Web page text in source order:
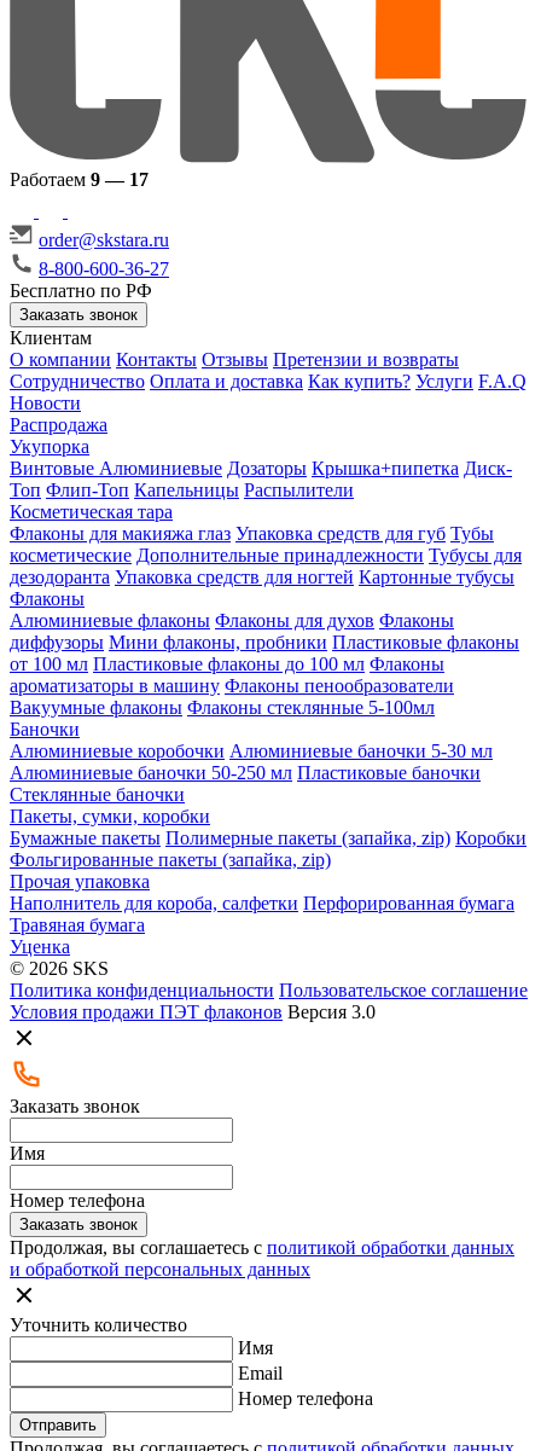
Работаем 9 — 17
order@skstara.ru
8-800-600-36-27
Бесплатно по РФ
Заказать звонок
Клиентам
О компании Контакты Отзывы Претензии и возвраты
Сотрудничество Оплата и доставка Как купить? Услуги F.A.Q
Новости
Распродажа
Укупорка
Винтовые Алюминиевые Дозаторы Крышка+пипетка Диск-
Топ Флип-Топ Капельницы Распылители
Косметическая тара
Флаконы для макияжа глаз Упаковка средств для губ Тубы
косметические Дополнительные принадлежности Тубусы для
дезодоранта Упаковка средств для ногтей Картонные тубусы
Флаконы
Алюминиевые флаконы Флаконы для духов Флаконы
диффузоры Мини флаконы, пробники Пластиковые флаконы
от 100 мл Пластиковые флаконы до 100 мл Флаконы
ароматизаторы в машину Флаконы пенообразователи
Вакуумные флаконы Флаконы стеклянные 5-100мл
Баночки
Алюминиевые коробочки Алюминиевые баночки 5-30 мл
Алюминиевые баночки 50-250 мл Пластиковые баночки
Стеклянные баночки
Пакеты, сумки, коробки
Бумажные пакеты Полимерные пакеты (запайка, zip) Коробки
Фольгированные пакеты (запайка, zip)
Прочая упаковка
Наполнитель для короба, салфетки Перфорированная бумага
Травяная бумага
Уценка
© 2026 SKS
Политика конфиденциальности Пользовательское соглашение
Условия продажи ПЭТ флаконов Версия 3.0
Заказать звонок
Имя
Номер телефона
Заказать звонок
Продолжая, вы соглашаетесь с политикой обработки данных
и обработкой персональных данных
Уточнить количество
Имя
Email
Номер телефона
Отправить